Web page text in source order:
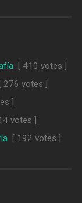
[ 410 votes ]
276 votes ]
]
votes ]
[ 192 votes ]